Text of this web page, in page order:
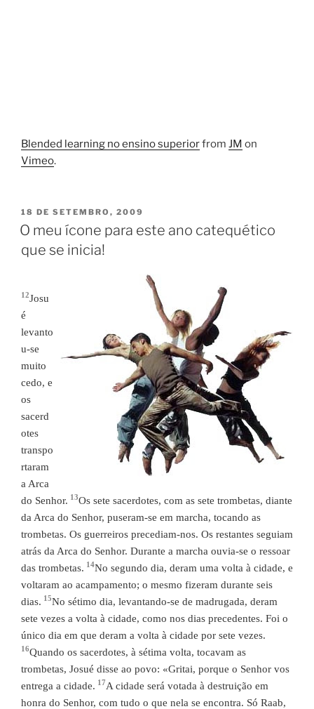
Blended learning no ensino superiorfrom JM on
Vimeo.
PUBLICADO
EM
18 DE SETEMBRO, 2009
O meu ícone para este ano catequético
que se inicia!
12Josu
é
levanto
u-se
muito
cedo, e
os
sacerd
otes
transpo
rtaram
a Arca
do Senhor. 13Os sete sacerdotes, com as sete trombetas, diante
da Arca do Senhor, puseram-se em marcha, tocando as
trombetas. Os guerreiros precediam-nos. Os restantes seguiam
atrás da Arca do Senhor. Durante a marcha ouvia-se o ressoar
das trombetas. 14No segundo dia, deram uma volta à cidade, e
voltaram ao acampamento; o mesmo fizeram durante seis
dias. 15No sétimo dia, levantando-se de madrugada, deram
sete vezes a volta à cidade, como nos dias precedentes. Foi o
único dia em que deram a volta à cidade por sete vezes.
16Quando os sacerdotes, à sétima volta, tocavam as
trombetas, Josué disse ao povo: «Gritai, porque o Senhor vos
entrega a cidade. 17A cidade será votada à destruição em
honra do Senhor, com tudo o que nela se encontra. Só Raab,